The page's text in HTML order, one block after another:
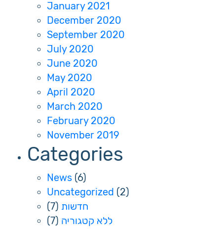
January 2021
December 2020
September 2020
July 2020
June 2020
May 2020
April 2020
March 2020
February 2020
November 2019
Categories
News (6)
Uncategorized (2)
חדשות (7)
ללא קטגוריה (7)